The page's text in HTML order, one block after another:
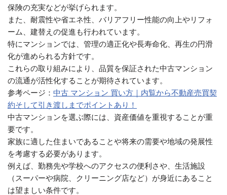
保険の充実などが挙げられます。
また、耐震性や省エネ性、バリアフリー性能の向上やリフォ
ーム、建替えの促進も行われています。
特にマンションでは、管理の適正化や長寿命化、再生の円滑
化が進められる方針です。
これらの取り組みにより、品質を保証された中古マンション
の流通が活性化することが期待されています。
参考ページ： 中古 マンション 買い方｜内覧から不動産売買契
約そして引き渡しまでポイントあり！
中古マンションを選ぶ際には、資産価値を重視することが重
要です。
家族に適した住まいであることや将来の需要や地域の発展性
を考慮する必要があります。
例えば、勤務先や学校へのアクセスの便利さや、生活施設
（スーパーや病院、クリーニング店など）が身近にあること
は望ましい条件です。